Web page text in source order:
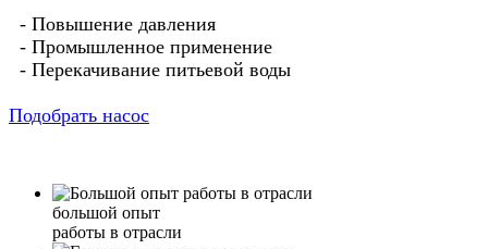
- Повышение давления
- Промышленное применение
- Перекачивание питьевой воды
Подобрать насос
большой опыт
работы в отрасли